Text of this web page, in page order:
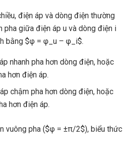
điện áp và dòng điện thường
pha giữa điện áp u và dòng điện i
bằng $φ = φ_u – φ_i$.
nhanh pha hơn dòng điện, hoặc
hơn điện áp.
chậm pha hơn dòng điện, hoặc
hơn điện áp.
vuông pha ($φ = ±π/2$), biểu thức